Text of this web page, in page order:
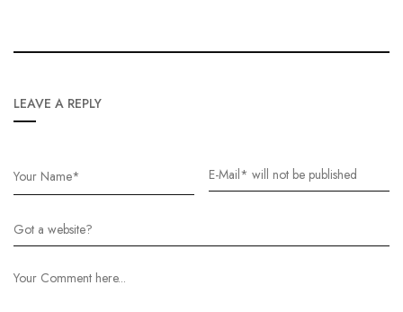
LEAVE A REPLY